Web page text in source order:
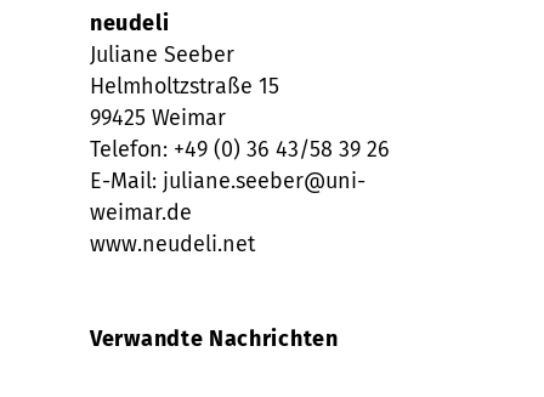
neudeli
Juliane Seeber
Helmholtzstraße 15
99425 Weimar
Telefon: +49 (0) 36 43/58 39 26
E-Mail: juliane.seeber@uni-
weimar.de
www.neudeli.net
Verwandte Nachrichten